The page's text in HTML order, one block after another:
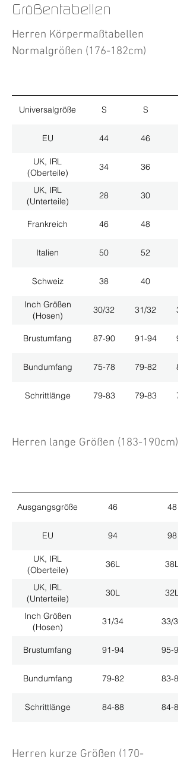
Größentabellen
Herren Körpermaßtabellen
Normalgrößen (176-182cm)
Universalgröße S S
EU 44 46
UK, IRL
(Oberteile)
34 36
UK, IRL
(Unterteile)
28 30
Frankreich 46 48
Italien 50 52
Schweiz 38 40
Inch Größen
(Hosen)
30/32 31/32 33/
Brustumfang 87-90 91-94 95-
Bundumfang 75-78 79-82 83-
Schrittlänge 79-83 79-83 79-
Herren lange Größen (183-190cm)
Ausgangsgröße 46 48
EU 94 98
UK, IRL
(Oberteile)
36L 38L
UK, IRL
(Unterteile)
30L 32L
Inch Größen
(Hosen)
31/34 33/34
Brustumfang 91-94 95-98
Bundumfang 79-82 83-86
Schrittlänge 84-88 84-88
Herren kurze Größen (170-